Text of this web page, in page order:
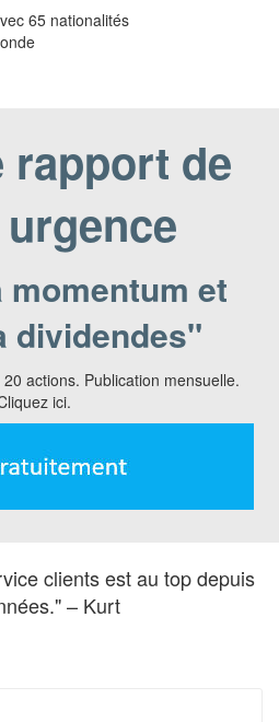
65 nationalités
rapport de
et
dividendes"
actions. Publication mensuelle.
ici.
clients est au top depuis
– Kurt